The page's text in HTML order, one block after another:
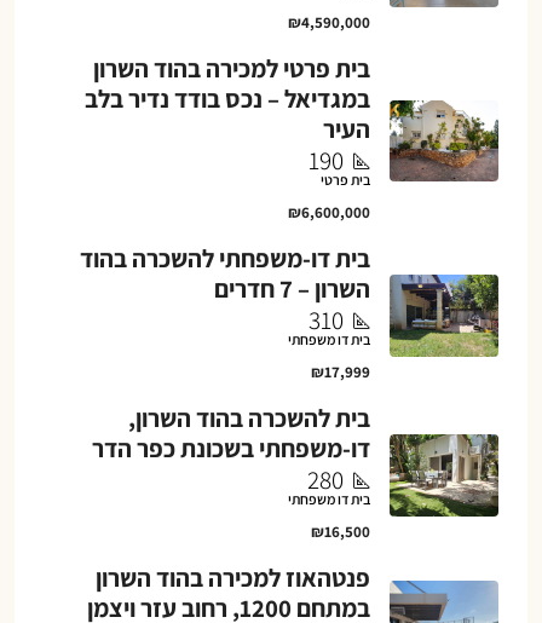
₪4,590,000
בית פרטי למכירה בהוד השרון
במגדיאל – נכס בודד נדיר בלב
העיר
190
בית פרטי
₪6,600,000
בית דו-משפחתי להשכרה בהוד
השרון – 7 חדרים
310
בית דו משפחתי
₪17,999
בית להשכרה בהוד השרון,
דו-משפחתי בשכונת כפר הדר
280
בית דו משפחתי
₪16,500
פנטהאוז למכירה בהוד השרון
במתחם 1200, רחוב עזר ויצמן